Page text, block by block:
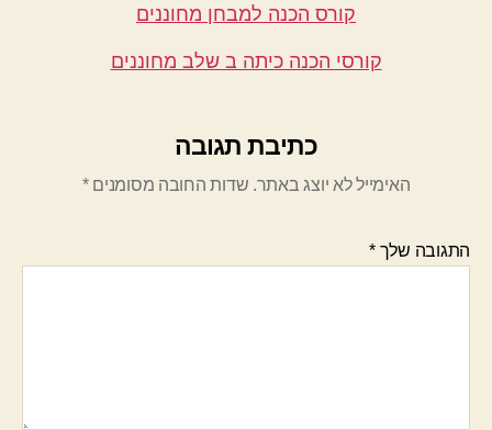
קורס הכנה למבחן מחוננים
קורסי הכנה כיתה ב שלב מחוננים
כתיבת תגובה
האימייל לא יוצג באתר. שדות החובה מסומנים*
התגובה שלך*